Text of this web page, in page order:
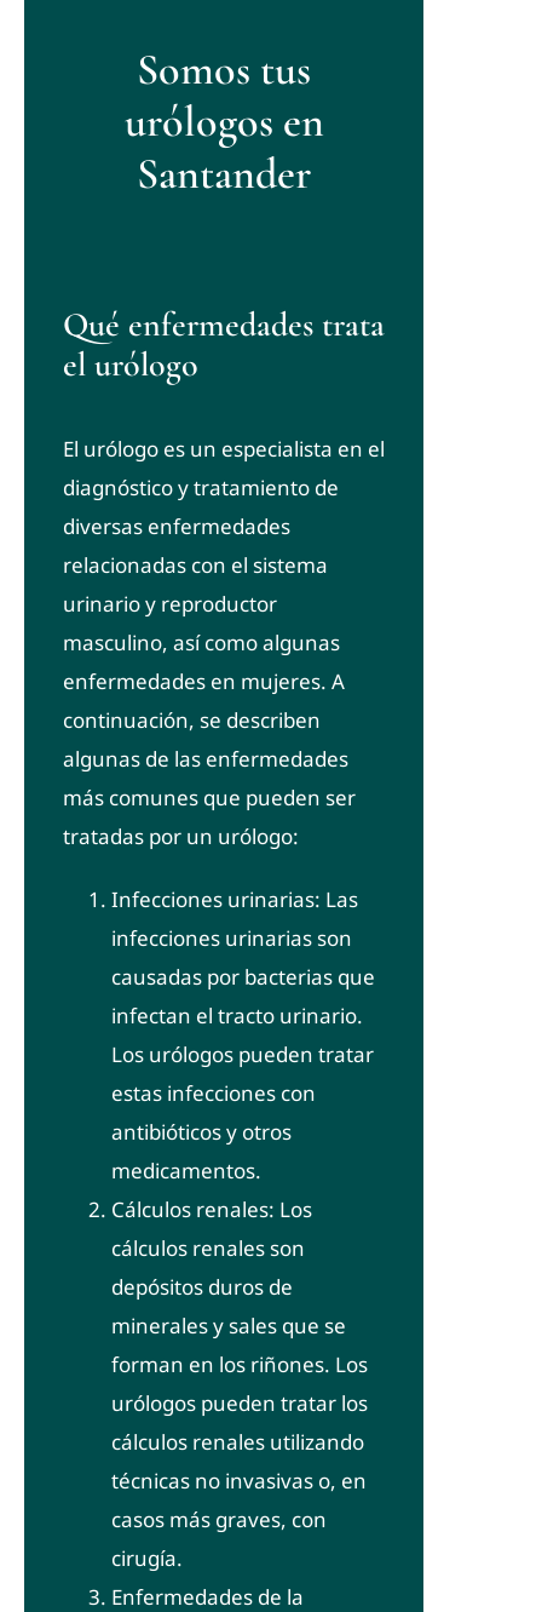
Somos tus
urólogos en
Santander
Qué enfermedades trata
el urólogo
El urólogo es un especialista en el
diagnóstico y tratamiento de
diversas enfermedades
relacionadas con el sistema
urinario y reproductor
masculino, así como algunas
enfermedades en mujeres. A
continuación, se describen
algunas de las enfermedades
más comunes que pueden ser
tratadas por un urólogo:
Infecciones urinarias: Las
infecciones urinarias son
causadas por bacterias que
infectan el tracto urinario.
Los urólogos pueden tratar
estas infecciones con
antibióticos y otros
medicamentos.
Cálculos renales: Los
cálculos renales son
depósitos duros de
minerales y sales que se
forman en los riñones. Los
urólogos pueden tratar los
cálculos renales utilizando
técnicas no invasivas o, en
casos más graves, con
cirugía.
Enfermedades de la